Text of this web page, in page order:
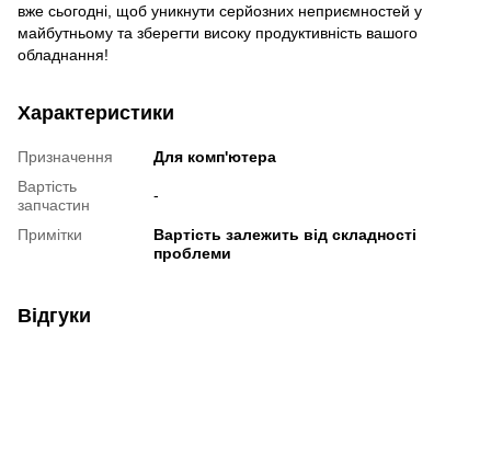
вже сьогодні, щоб уникнути серйозних неприємностей у
майбутньому та зберегти високу продуктивність вашого
обладнання!
Характеристики
Призначення
Для комп'ютера
Вартість
запчастин
-
Примітки
Вартість залежить від складності
проблеми
Відгуки